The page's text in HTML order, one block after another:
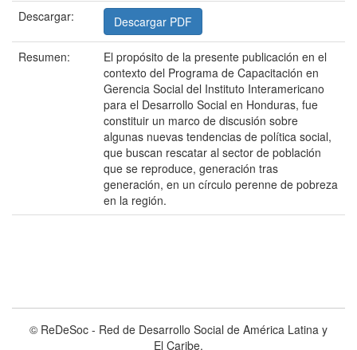
Descargar:
Descargar PDF
Resumen:
El propósito de la presente publicación en el
contexto del Programa de Capacitación en
Gerencia Social del Instituto Interamericano
para el Desarrollo Social en Honduras, fue
constituir un marco de discusión sobre
algunas nuevas tendencias de política social,
que buscan rescatar al sector de población
que se reproduce, generación tras
generación, en un círculo perenne de pobreza
en la región.
© ReDeSoc - Red de Desarrollo Social de América Latina y
El Caribe.